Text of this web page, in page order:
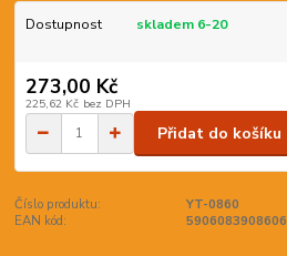
Dostupnost skladem 6-20
273,00 Kč
225,62 Kč bez DPH
Přidat do košíku
Číslo produktu:
YT-0860
EAN kód:
5906083908606